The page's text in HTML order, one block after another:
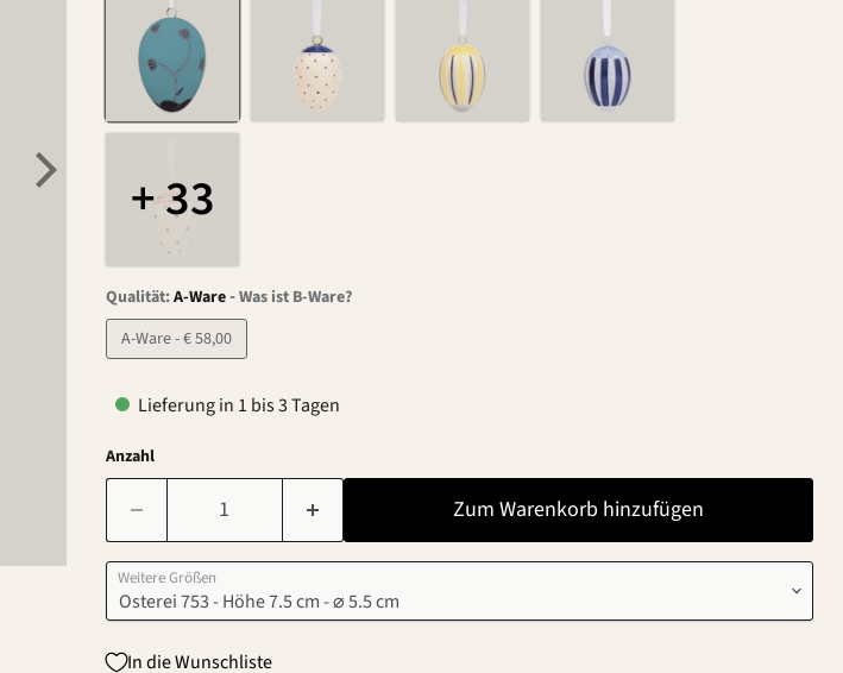
+ 33
Qualität:A-Ware-Was ist B-Ware?
A-Ware - € 58,00
Lieferung in 1 bis 3 Tagen
Anzahl
Zum Warenkorb hinzufügen
Weitere Größen
In die Wunschliste